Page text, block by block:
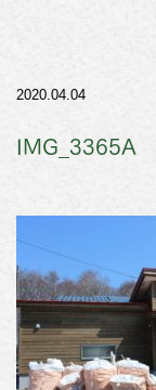
2020.04.04
IMG_3365A